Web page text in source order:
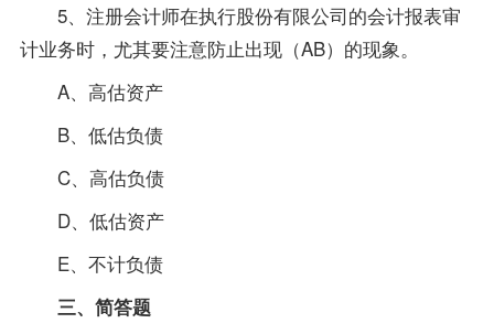
5、注册会计师在执行股份有限公司的会计报表审
计业务时，尤其要注意防止出现（AB）的现象。
A、高估资产
B、低估负债
C、高估负债
D、低估资产
E、不计负债
三、简答题